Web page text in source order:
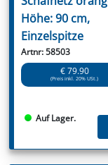
Höhe: 90 cm,
Einzelspitze
Artnr: 58503
€ 79.90
(Preis inkl. 20% USt.)
Auf Lager.